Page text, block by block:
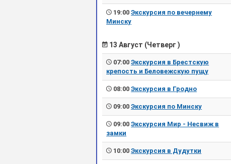
19:00Экскурсия по вечернему
Минску
13 Август (Четверг )
07:00Экскурсия в Брестскую
крепость и Беловежскую пущу
08:00Экскурсия в Гродно
09:00Экскурсия по Минску
09:00Экскурсия Мир - Несвиж в
замки
10:00Экскурсия в Дудутки